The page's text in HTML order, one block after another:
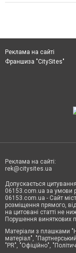
Реклама на сайті
Франшиза "CitySites"
Реклама на сайті:
rek@citysites.ua
Допускається
06153.com.ua за умови
06153.com.ua - Сайт
розміщення прямого,
на цитовані статті не
Порушення виняткових
Матеріали з плашками
матеріал",
"PR", "Офіційно",